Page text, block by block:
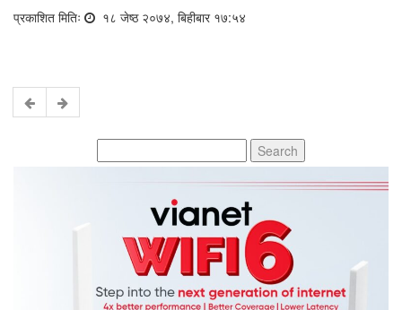
प्रकाशित मितिः १८ जेष्ठ २०७४, बिहीबार १७:५४
for: